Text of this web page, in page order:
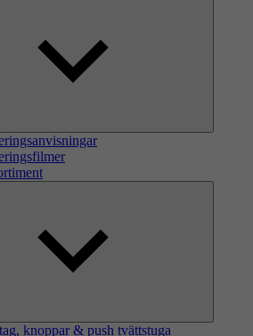
knoppar & push tvättstuga